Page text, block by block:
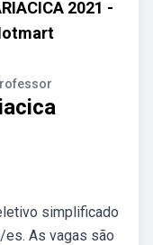
2021 -
simplificado
es. As vagas são